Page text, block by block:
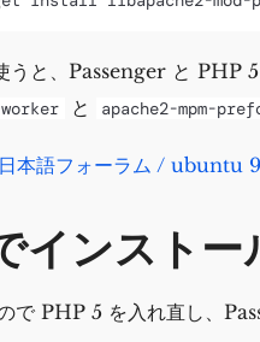
と、Passenger と PHP 5
worker と apache2-mpm-
本語フォーラム / ubuntu
インストー
で PHP 5 を入れ直し、